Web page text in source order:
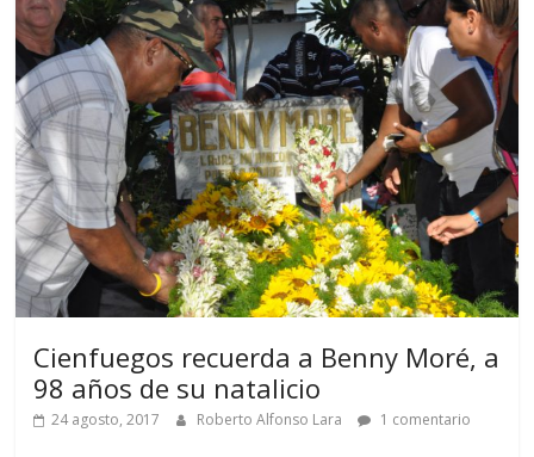
Cienfuegos recuerda a Benny Moré, a
98 años de su natalicio
24 agosto, 2017 Roberto Alfonso Lara 1 comentario